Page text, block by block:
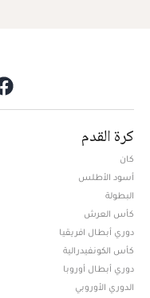
كرة القدم
كان
أسود الأطلس
البطولة
كأس العرش
دوري أبطال افريقيا
كأس الكونفيدرالية
دوري أبطال أوروبا
الدوري الأوروبي